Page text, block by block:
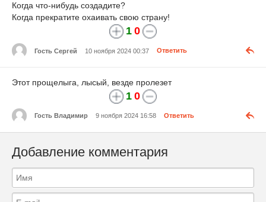
Когда что-нибудь создадите?
Когда прекратите охаивать свою страну!
1 0
Гость Сергей 10 ноября 2024 00:37 Ответить
Этот прощелыга, лысый, везде пролезет
1 0
Гость Владимир 9 ноября 2024 16:58 Ответить
Добавление комментария